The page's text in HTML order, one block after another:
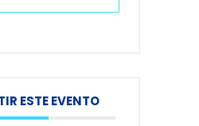
ESTE EVENTO